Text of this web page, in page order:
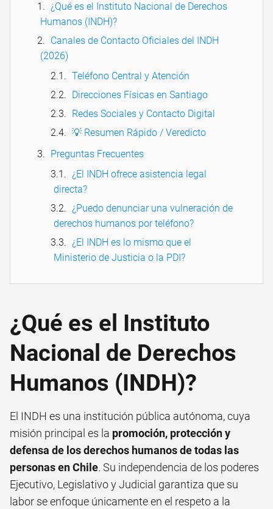
¿Qué es el Instituto Nacional de Derechos
Humanos (INDH)?
Canales de Contacto Oficiales del INDH
(2026)
Teléfono Central y Atención
Direcciones Físicas en Santiago
Redes Sociales y Contacto Digital
💡 Resumen Rápido / Veredicto
Preguntas Frecuentes
¿El INDH ofrece asistencia legal
directa?
¿Puedo denunciar una vulneración de
derechos humanos por teléfono?
¿El INDH es lo mismo que el
Ministerio de Justicia o la PDI?
¿Qué es el Instituto
Nacional de Derechos
Humanos (INDH)?
El INDH es una institución pública autónoma, cuya
misión principal es la promoción, protección y
defensa de los derechos humanos de todas las
personas en Chile. Su independencia de los poderes
Ejecutivo, Legislativo y Judicial garantiza que su
labor se enfoque únicamente en el respeto a la